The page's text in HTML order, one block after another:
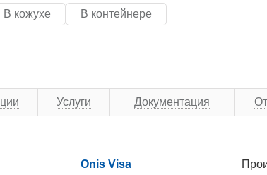
В кожухе В контейнере
Услуги Документация
Onis Visa